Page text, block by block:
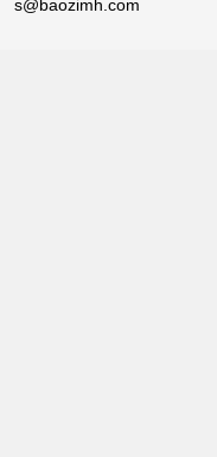
s@baozimh.com